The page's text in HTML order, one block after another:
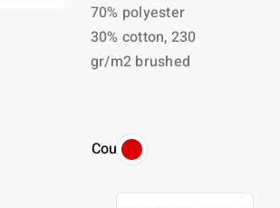
70% polyester
30% cotton, 230
gr/m2 brushed
Couleur